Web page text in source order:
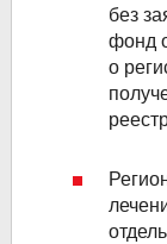
без
фонд
о